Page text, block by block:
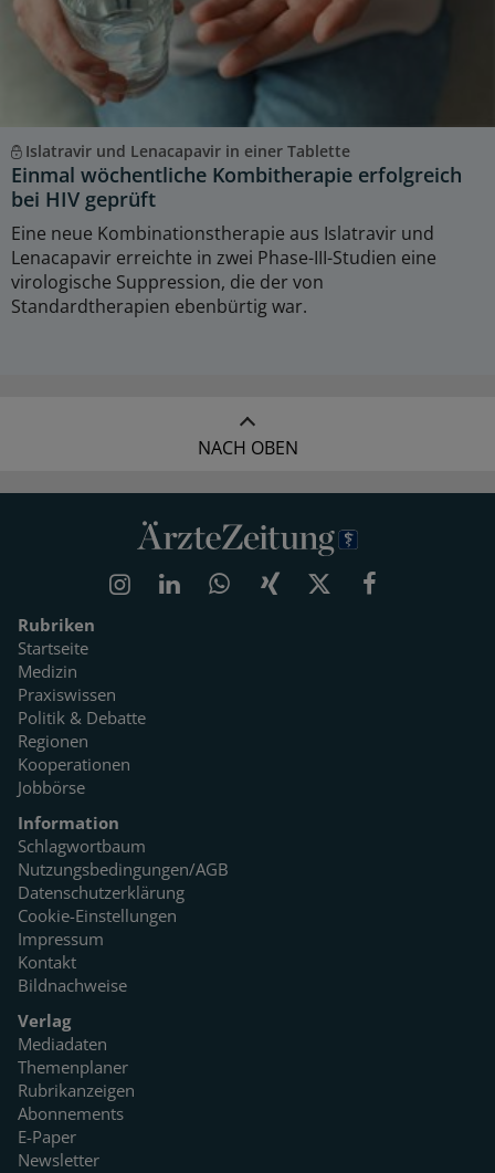
Islatravir und Lenacapavir in einer Tablette
Einmal wöchentliche Kombitherapie erfolgreich
bei HIV geprüft
Eine neue Kombinationstherapie aus Islatravir und
Lenacapavir erreichte in zwei Phase-III-Studien eine
virologische Suppression, die der von
Standardtherapien ebenbürtig war.
NACH OBEN
Rubriken
Startseite
Medizin
Praxiswissen
Politik & Debatte
Regionen
Kooperationen
Jobbörse
Information
Schlagwortbaum
Nutzungsbedingungen/AGB
Datenschutzerklärung
Cookie-Einstellungen
Impressum
Kontakt
Bildnachweise
Verlag
Mediadaten
Themenplaner
Rubrikanzeigen
Abonnements
E-Paper
Newsletter